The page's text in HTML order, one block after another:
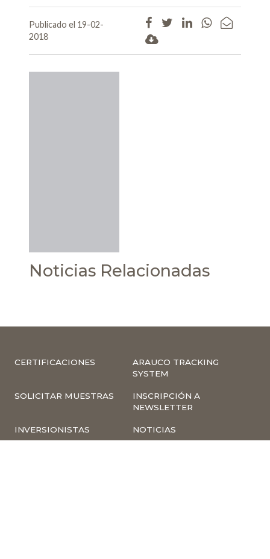
Publicado el 19-02-
2018
Noticias Relacionadas
CERTIFICACIONES
ARAUCO TRACKING
SYSTEM
SOLICITAR MUESTRAS
INSCRIPCIÓN A
NEWSLETTER
INVERSIONISTAS NOTICIAS